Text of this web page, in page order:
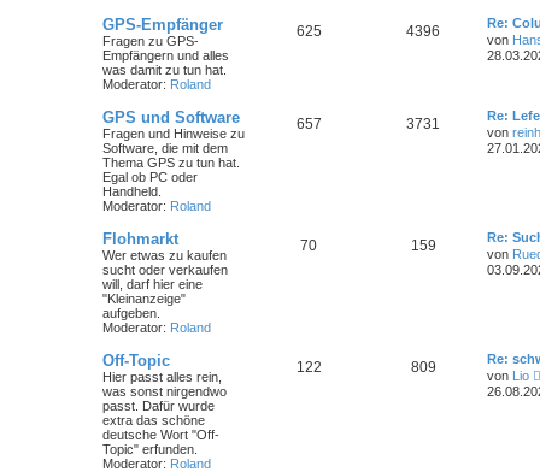
GPS-Empfänger
Fragen zu GPS-
Empfängern und alles
was damit zu tun hat.
Moderator: Roland
625 4396
Re:
von
GPS und Software
Fragen und Hinweise zu
Software, die mit dem
Thema GPS zu tun hat.
Egal ob PC oder
Handheld.
Moderator: Roland
657 3731
Re:
von
Flohmarkt
Wer etwas zu kaufen
sucht oder verkaufen
will, darf hier eine
"Kleinanzeige"
aufgeben.
Moderator: Roland
70 159
Re:
von
Off-Topic
Hier passt alles rein,
was sonst nirgendwo
passt. Dafür wurde
extra das schöne
deutsche Wort "Off-
Topic" erfunden.
Moderator: Roland
122 809
Re:
von Lio